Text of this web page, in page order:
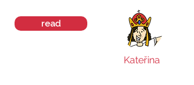
read
Kateřina